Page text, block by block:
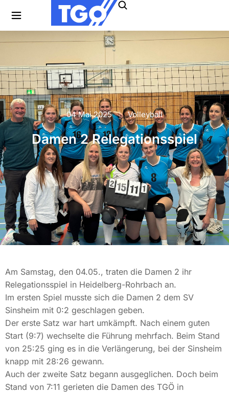
04 Mai 2025 Volleyball
Damen 2 Relegationsspiel
Am Samstag, den 04.05., traten die Damen 2 ihr
Relegationsspiel in Heidelberg-Rohrbach an.
Im ersten Spiel musste sich die Damen 2 dem SV
Sinsheim mit 0:2 geschlagen geben.
Der erste Satz war hart umkämpft. Nach einem guten
Start (9:7) wechselte die Führung mehrfach. Beim Stand
von 25:25 ging es in die Verlängerung, bei der Sinsheim
knapp mit 28:26 gewann.
Auch der zweite Satz begann ausgeglichen. Doch beim
Stand von 7:11 gerieten die Damen des TGÖ in